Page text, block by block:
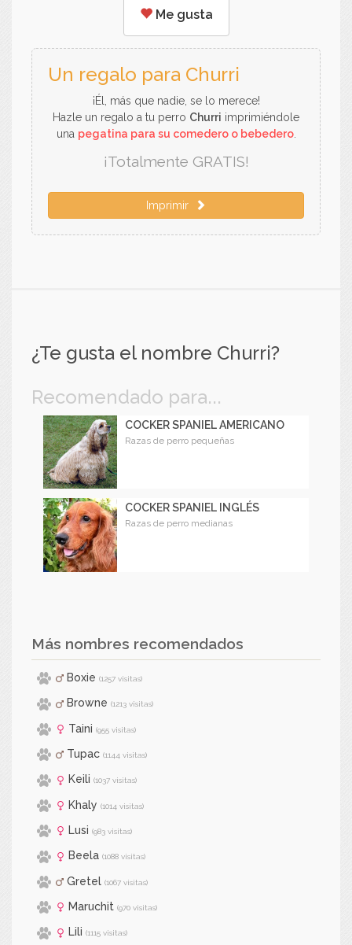
Me gusta
Un regalo para Churri
¡Él, más que nadie, se lo merece!
Hazle un regalo a tu perro Churri imprimiéndole
una pegatina para su comedero o bebedero.
¡Totalmente GRATIS!
Imprimir
¿Te gusta el nombre Churri?
Recomendado para...
COCKER SPANIEL AMERICANO
Razas de perro pequeñas
COCKER SPANIEL INGLÉS
Razas de perro medianas
Más nombres recomendados
Boxie (1257 visitas)
Browne (1213 visitas)
Taini (955 visitas)
Tupac (1144 visitas)
Keili (1037 visitas)
Khaly (1014 visitas)
Lusi (983 visitas)
Beela (1088 visitas)
Gretel (1067 visitas)
Maruchit (970 visitas)
Lili (1115 visitas)